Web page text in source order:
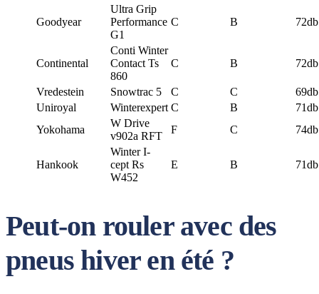
Goodyear
Ultra Grip
Performance
G1
C B 72db
Continental
Conti Winter
Contact Ts
860
C B 72db
Vredestein Snowtrac 5 C C
69db
Uniroyal
Winterexpert C B
71db
Yokohama
W Drive
v902a RFT
F C 74db
Hankook
Winter I-
cept Rs
W452
E B 71db
Peut-on rouler avec des
pneus hiver en été ?